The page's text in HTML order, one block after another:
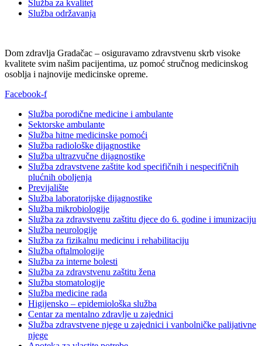
Služba za kvalitet
Služba održavanja
Dom zdravlja Gradačac – osiguravamo zdravstvenu skrb visoke
kvalitete svim našim pacijentima, uz pomoć stručnog medicinskog
osoblja i najnovije medicinske opreme.
Facebook-f
Služba porodične medicine i ambulante
Sektorske ambulante
Služba hitne medicinske pomoći
Služba radiološke dijagnostike
Služba ultrazvučne dijagnostike
Služba zdravstvene zaštite kod specifičnih i nespecifičnih
plućnih oboljenja
Previjalište
Služba laboratorijske dijagnostike
Služba mikrobiologije
Služba za zdravstvenu zaštitu djece do 6. godine i imunizaciju
Služba neurologije
Služba za fizikalnu medicinu i rehabilitaciju
Služba oftalmologije
Služba za interne bolesti
Služba za zdravstvenu zaštitu žena
Služba stomatologije
Služba medicine rada
Higijensko – epidemiološka služba
Centar za mentalno zdravlje u zajednici
Služba zdravstvene njege u zajednici i vanbolničke palijativne
njege